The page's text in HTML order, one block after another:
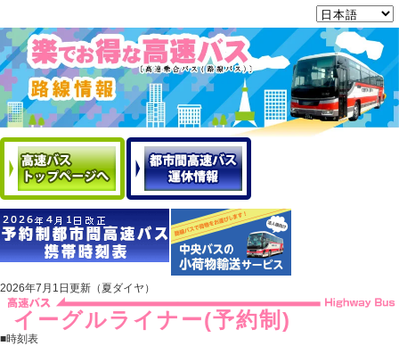
2026年7月1日更新（夏ダイヤ）
イーグルライナー(予約制)
■時刻表